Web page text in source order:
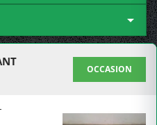

OCCASION